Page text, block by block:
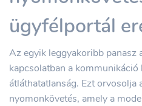
ügyfélportál
Az egyik leggyakoribb panasz
kapcsolatban a kommunikáció
átláthatatlanság. Ezt orvosolja
nyomonkövetés, amely a